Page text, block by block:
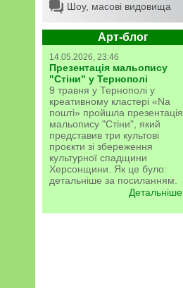
Шоу, масові видовища
Арт-блог
14.05.2026, 23:46
Презентація мальопису
"Стіни" у Тернополі
9 травня у Тернополі у
креативному кластері «Na
пошті» пройшла презентація
мальопису "Стіни", який
представив три культові
проєкти зі збереження
культурної спадщини
Херсонщини. Як це було:
детальніше за посиланням.
Детальніше